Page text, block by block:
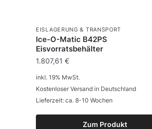
EISLAGERUNG & TRANSPORT
Ice-O-Matic B42PS
Eisvorratsbehälter
1.807,61€
Zum Produkt
inkl. 19% MwSt.
Kostenloser Versand in Deutschland
Lieferzeit: ca. 8-10 Wochen